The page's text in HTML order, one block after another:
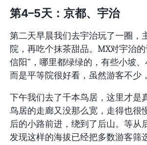
第4–5天：京都、宇治
第二天早晨我们去宇治玩了一圈，
院，再吃个抹茶甜品。MX对宇治
信阳”，哪里都绿绿的，有些小坡
而是平等院很好看，虽然游客不少
下午我们去了千本鸟居，这里才是
鸟居的走廊又没那么宽，走得也很
后的小路前进，绕到了后山。等从
发现这样的海拔已经把多数游客筛